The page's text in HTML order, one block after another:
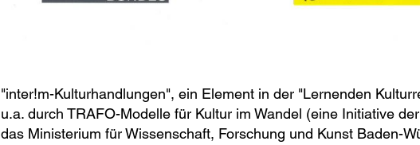
"inter!m-Kulturhandlungen", ein Element in der "Lernenden
u.a. durch TRAFO-Modelle für Kultur im Wandel (eine Initiative
das Ministerium für Wissenschaft, Forschung und Kunst Baden-